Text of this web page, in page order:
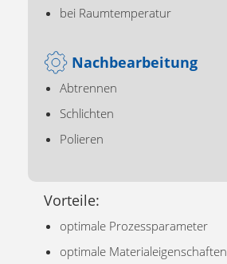
bei Raumtemperatur
Nachbearbeitung
Abtrennen
Schlichten
Polieren
Vorteile:
optimale Prozessparameter
optimale Materialeigenschaften